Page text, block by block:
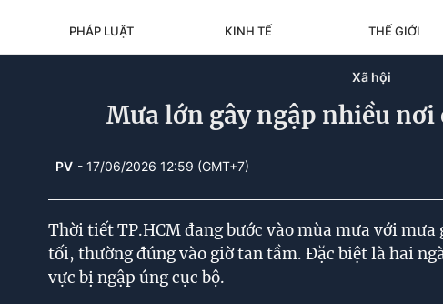
PHÁP LUẬT KINH TẾ THẾ GIỚI
Xã hội
Mưa lớn gây ngập nhiều nơi
PV - 17/06/2026 12:59 (GMT+7)
Thời tiết TP.HCM đang bước vào mùa mưa với
tối, thường đúng vào giờ tan tầm. Đặc biệt là hai
vực bị ngập úng cục bộ.